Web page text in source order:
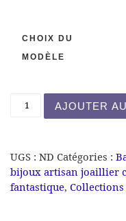
CHOIX DU
MODÈLE
AJOUTER
UGS : ND Catégories :
bijoux artisan joaillier
fantastique,